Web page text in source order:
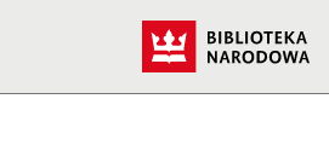
2022 -